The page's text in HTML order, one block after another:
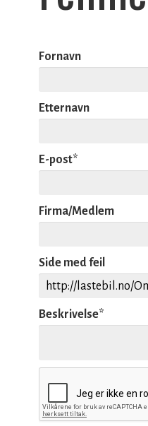
Fornavn
Etternavn
E-post*
Firma/Medlem
Side med feil
Beskrivelse*